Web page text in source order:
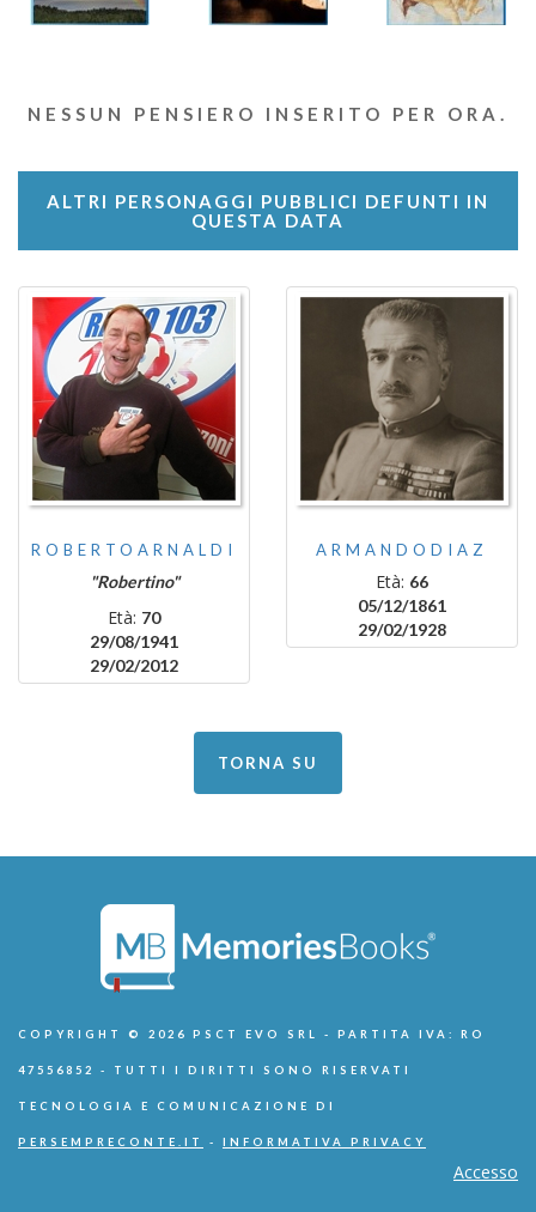
NESSUN PENSIERO INSERITO PER ORA.
ALTRI PERSONAGGI PUBBLICI DEFUNTI IN
QUESTA DATA
ROBERTOARNALDI
"Robertino"
Età: 70
29/08/1941
29/02/2012
ARMANDODIAZ
Età: 66
05/12/1861
29/02/1928
TORNA SU
COPYRIGHT © 2026 PSCT EVO SRL - PARTITA IVA: RO
47556852 - TUTTI I DIRITTI SONO RISERVATI
TECNOLOGIA E COMUNICAZIONE DI
PERSEMPRECONTE.IT - INFORMATIVA PRIVACY
Accesso